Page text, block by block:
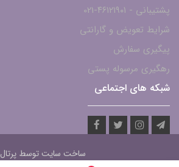
پشتیبانی - ۴۶۱۲۱۹۰۱-021
شرایط تعویض و گارانتی
پیگیری سفارش
رهگیری مرسوله پستی
شبکه های اجتماعی
ساخت سایت توسطپرتال